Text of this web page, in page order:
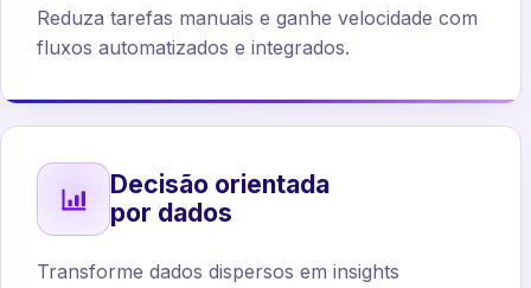
Reduza tarefas manuais e ganhe velocidade com
fluxos automatizados e integrados.
Decisão orientada
por dados
Transforme dados dispersos em insights